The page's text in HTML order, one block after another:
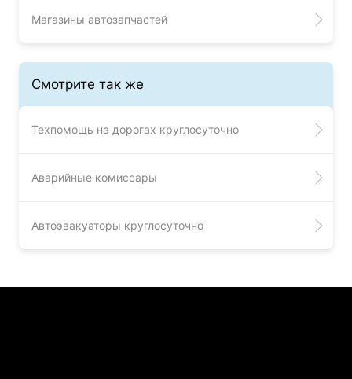
Магазины автозапчастей
Смотрите так же
Техпомощь на дорогах круглосуточно
Аварийные комиссары
Автоэвакуаторы круглосуточно